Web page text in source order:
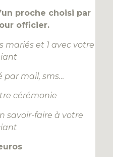
proche choisi par
officier.
mariés et 1 avec votre
par mail, sms…
cérémonie
savoir-faire à votre